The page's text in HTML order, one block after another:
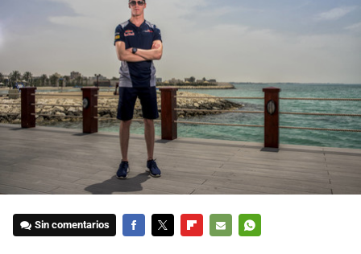
Sin comentarios